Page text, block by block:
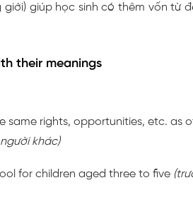
giới) giúp học sinh có thêm vốn từ
their meanings
same rights, opportunities, etc. as
khác)
for children aged three to five